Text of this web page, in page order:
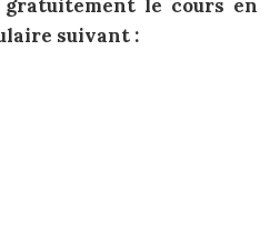
gratuitement le cours en
suivant :